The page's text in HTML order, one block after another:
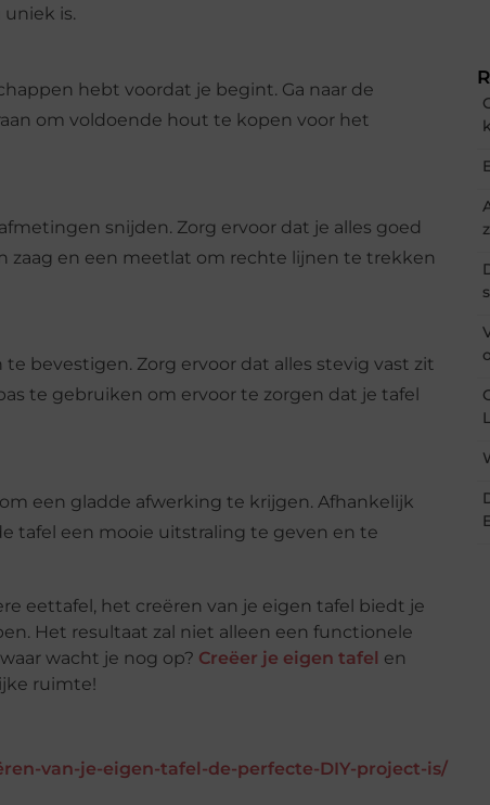
is.
hebt voordat je begint. Ga naar de
om voldoende hout te kopen voor het
snijden. Zorg ervoor dat je alles goed
zaag en een meetlat om rechte lijnen te trekken
bevestigen. Zorg ervoor dat alles stevig vast zit
te gebruiken om ervoor te zorgen dat je tafel
een gladde afwerking te krijgen. Afhankelijk
tafel een mooie uitstraling te geven en te
eettafel, het creëren van je eigen tafel biedt je
Het resultaat zal niet alleen een functionele
wacht je nog op? Creëer je eigen tafel en
ruimte!
van-je-eigen-tafel-de-perfecte-DIY-project-is/